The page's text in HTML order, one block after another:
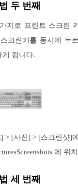
두 번째
지로 프린트 스크린
크린키를 동시에 누
게 됩니다.
> [사진] > [스크린샷]
에 위
세 번째